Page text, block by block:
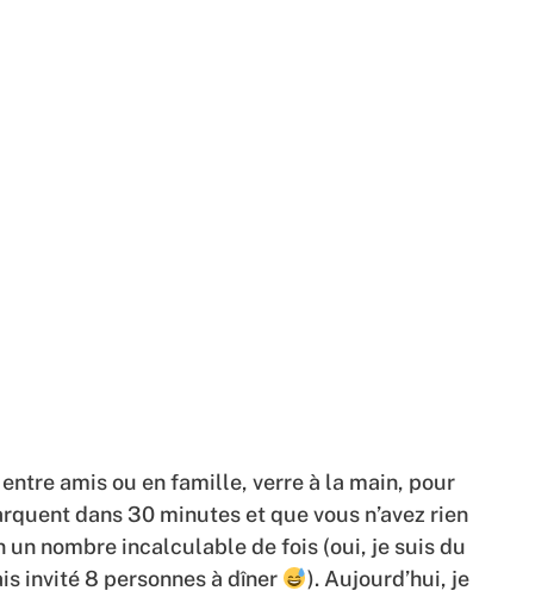
entre amis ou en famille, verre à la main, pour
dans 30 minutes et que vous n’avez rien
un nombre incalculable de fois (oui, je suis du
invité 8 personnes à dîner
). Aujourd’hui, je